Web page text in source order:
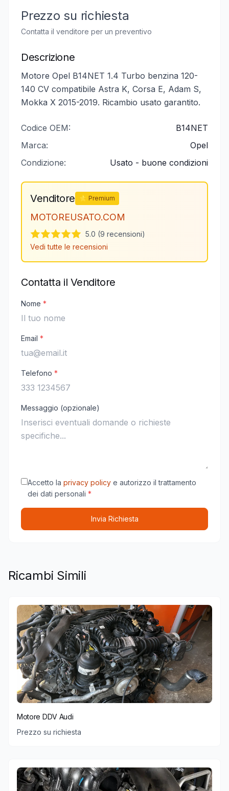
Prezzo su richiesta
Contatta il venditore per un preventivo
Descrizione
Motore Opel B14NET 1.4 Turbo benzina 120-
140 CV compatibile Astra K, Corsa E, Adam S,
Mokka X 2015-2019. Ricambio usato garantito.
Codice OEM:
B14NET
Marca:
Opel
Condizione:
Usato - buone condizioni
Venditore ⭐ Premium
MOTOREUSATO.COM
5.0 (9 recensioni)
Vedi tutte le recensioni
Contatta il Venditore
Nome *
Email *
Telefono *
Messaggio (opzionale)
Accetto la privacy policy e autorizzo il trattamento
dei dati personali *
Invia Richiesta
Ricambi Simili
Motore DDV Audi
Prezzo su richiesta